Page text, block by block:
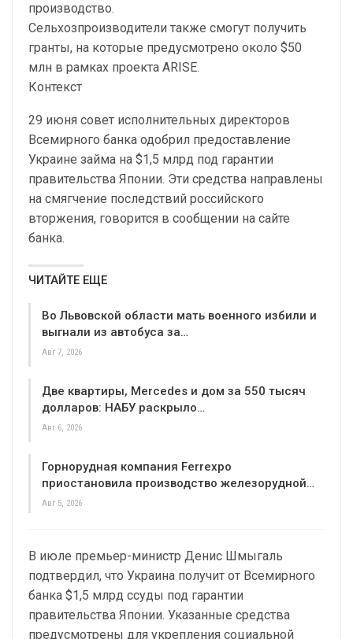
производство.
Сельхозпроизводители также смогут получить
гранты, на которые предусмотрено около $50
млн в рамках проекта ARISE.
Контекст
29 июня совет исполнительных директоров
Всемирного банка одобрил предоставление
Украине займа на $1,5 млрд под гарантии
правительства Японии. Эти средства направлены
на смягчение последствий российского
вторжения, говорится в сообщении на сайте
банка.
ЧИТАЙТЕ ЕЩЕ
Во Львовской области мать военного избили и
выгнали из автобуса за…
Авг 7, 2026
Две квартиры, Mercedes и дом за 550 тысяч
долларов: НАБУ раскрыло…
Авг 6, 2026
Горнорудная компания Ferrexpo
приостановила производство железорудной…
Авг 5, 2026
В июле премьер-министр Денис Шмыгаль
подтвердил, что Украина получит от Всемирного
банка $1,5 млрд ссуды под гарантии
правительства Японии. Указанные средства
предусмотрены для укрепления социальной